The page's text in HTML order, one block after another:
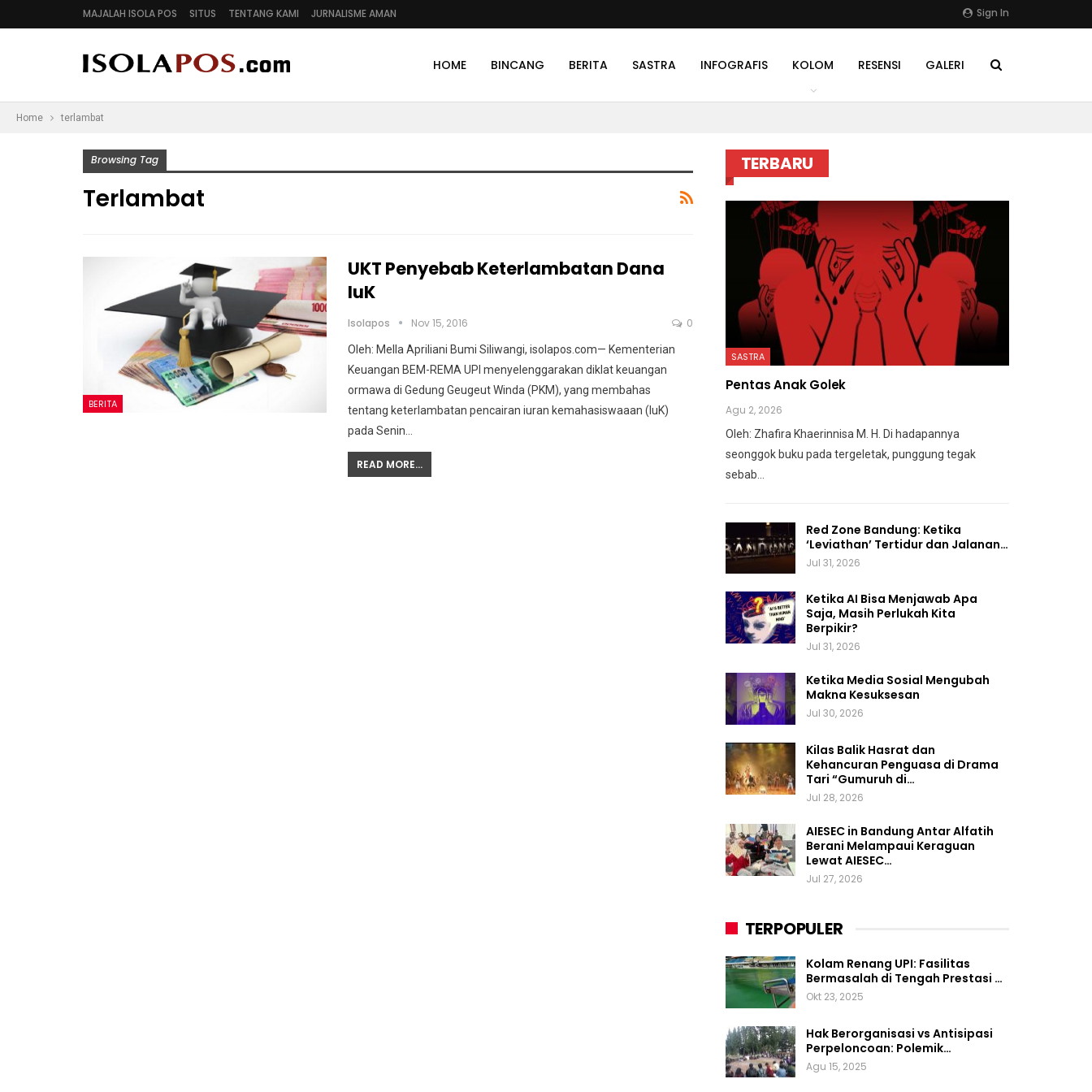
Sign In
MAJALAH ISOLA POS SITUS TENTANG KAMI JURNALISME AMAN
HOME BINCANG BERITA SASTRA INFOGRAFIS KOLOM RESENSI GALERI
Home terlambat
Browsing Tag
Terlambat
BERITA
UKT Penyebab Keterlambatan Dana
IuK
Isolapos Nov 15, 2016 0
Oleh: Mella Apriliani Bumi Siliwangi, isolapos.com— Kementerian
Keuangan BEM-REMA UPI menyelenggarakan diklat keuangan
ormawa di Gedung Geugeut Winda (PKM), yang membahas
tentang keterlambatan pencairan iuran kemahasiswaaan (IuK)
pada Senin…
READ MORE...
TERBARU
SASTRA
Pentas Anak Golek
Agu 2, 2026
Oleh: Zhafira Khaerinnisa M. H.
Di hadapannya
seonggok buku pada tergeletak, punggung tegak
sebab
Red Zone Bandung: Ketika
‘Leviathan’ Tertidur dan Jalanan…
Jul 31, 2026
Ketika AI Bisa Menjawab Apa
Saja, Masih Perlukah Kita
Berpikir?
Jul 31, 2026
Ketika Media Sosial Mengubah
Makna Kesuksesan
Jul 30, 2026
Kilas Balik Hasrat dan
Kehancuran Penguasa di Drama
Tari “Gumuruh di…
Jul 28, 2026
AIESEC in Bandung Antar Alfatih
Berani Melampaui Keraguan
Lewat AIESEC…
Jul 27, 2026
TERPOPULER
Kolam Renang UPI: Fasilitas
Bermasalah di Tengah Prestasi …
Okt 23, 2025
Hak Berorganisasi vs Antisipasi
Perpeloncoan: Polemik…
Agu 15, 2025